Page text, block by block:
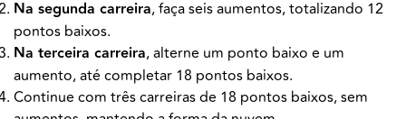
Na segunda carreira, faça seis aumentos, totalizando 12
pontos baixos.
Na terceira carreira, alterne um ponto baixo e um
aumento, até completar 18 pontos baixos.
Continue com três carreiras de 18 pontos baixos, sem